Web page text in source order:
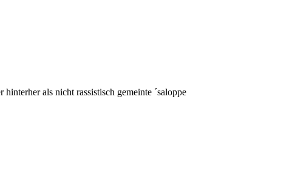
als nicht rassistisch gemeinte ´saloppe